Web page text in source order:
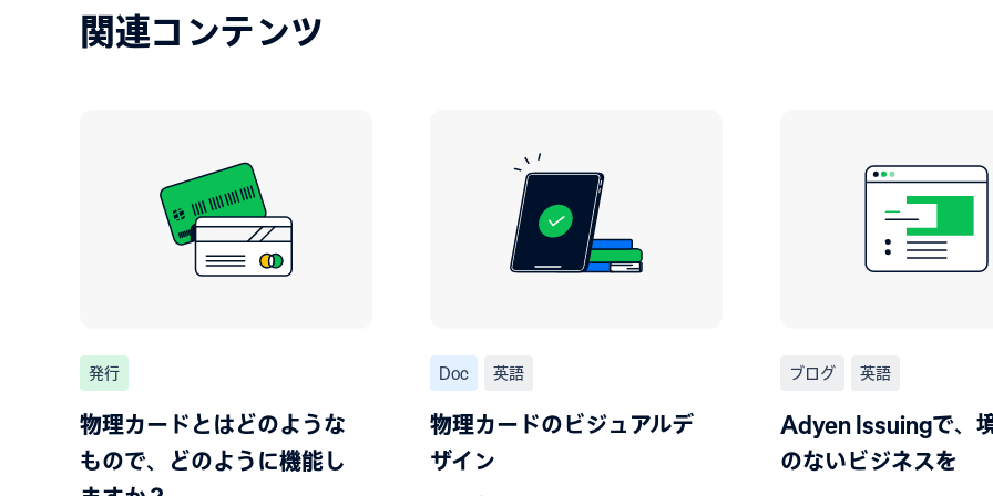
関連コンテンツ
発行
物理カードとはどのような
もので、どのように機能し
Doc 英語
物理カードのビジュアルデ
ザイン
ブログ 英語
Adyen Issuingで、
のないビジネスを